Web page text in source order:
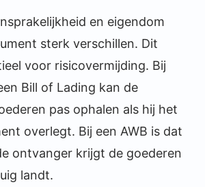
en eigendom
sterk verschillen. Dit
voor risicovermijding. Bij
Bill of Lading kan de
pas ophalen als hij het
overlegt. Bij een AWB is dat
ontvanger krijgt de goederen
landt.